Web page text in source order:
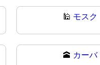
🕌 モスク
🕋 カーバ